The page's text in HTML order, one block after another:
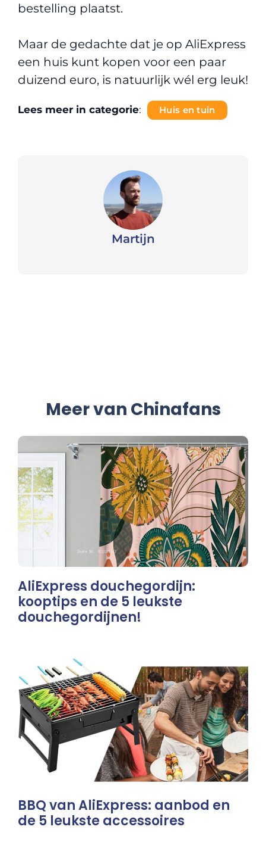
bestelling plaatst.
Maar de gedachte dat je op AliExpress
een huis kunt kopen voor een paar
duizend euro, is natuurlijk wél erg leuk!
Lees meer in categorie: Huis en tuin
Martijn
Meer van Chinafans
AliExpress douchegordijn:
kooptips en de 5 leukste
douchegordijnen!
BBQ van AliExpress: aanbod en
de 5 leukste accessoires